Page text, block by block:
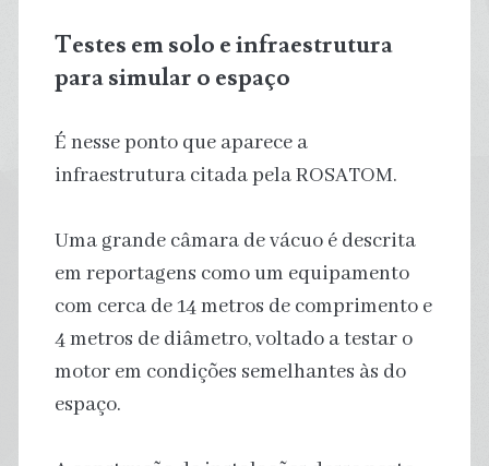
Testes em solo e infraestrutura
para simular o espaço
É nesse ponto que aparece a
infraestrutura citada pela ROSATOM.
Uma grande câmara de vácuo é descrita
em reportagens como um equipamento
com cerca de 14 metros de comprimento e
4 metros de diâmetro, voltado a testar o
motor em condições semelhantes às do
espaço.